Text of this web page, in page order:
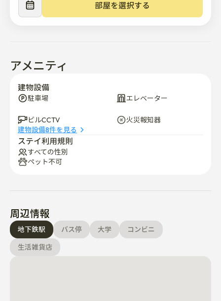
校、慶熙大学校、韓国外国語大学校(HUFS)、石京大学
校、漢城大学校、国民大学校および成均館大学の近くに
	• シングル占有設計
	• コージースーパーシングルベッド
	• エアコン、空気循環システム
	• 洗濯機&乾燥機
	• ビルトイン冷蔵庫
	• 電子レンジ、エアフライヤー、炊飯器
🕒チェックイン&ハウスルール
	• セルフチェックイン（非接触）
	• チェックイン:午後3時、チェックアウト:午後12時
（事前要請時柔軟性）
部屋を選択する
アメニティ
建物設備
駐車場 エレベーター
ビルCCTV
火災報知器
建物設備8件を見る
ステイ利用規則
すべての性別
ペット不可
周辺情報
地下鉄駅 バス停 大学
コンビニ
生活雑貨店